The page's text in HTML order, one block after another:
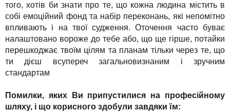
того, хотів би знати про те, що кожна людина містить в
собі емоційний фонд та набір переконань, які непомітно
впливають і на твої судження. Оточення часто буває
налаштовано вороже до тебе або, що ще гірше, потайки
перешкоджає твоїм цілям та планам тільки через те, що
ти дієш всупереч загальновизнаним і зручним
стандартам
Помилки, яких Ви припустилися на професійному
шляху, і що корисного здобули завдяки їм: